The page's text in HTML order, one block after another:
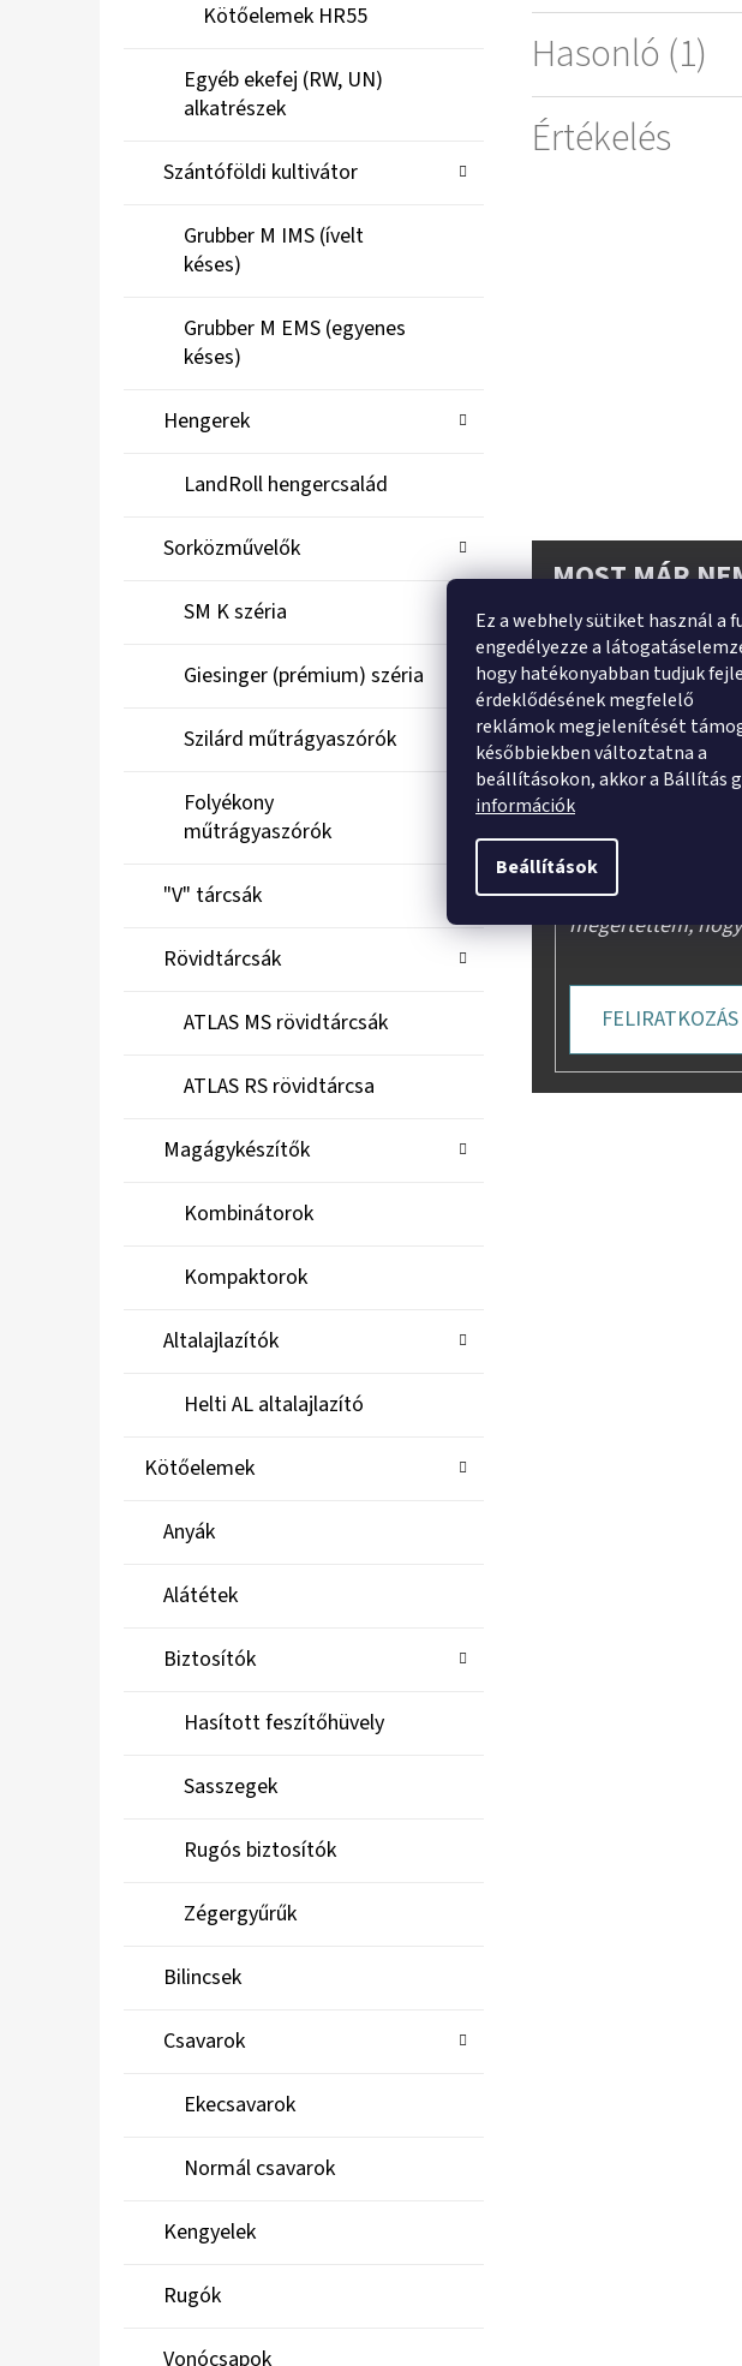
Ez a webhely sütiket használ a
engedélyezze a
hogy hatékonyabban tudjuk
érdeklődésének megfelelő
reklámok megjelenítését
későbbiekben változtatna a
beállításokon, akkor a Bállítás
információk
Beállítások
Kötőelemek HR55
Egyéb ekefej (RW, UN)
alkatrészek
Szántóföldi kultivátor
Grubber M IMS (ívelt
késes)
Grubber M EMS (egyenes
késes)
Hengerek
LandRoll hengercsalád
Sorközművelők
SM K széria
Giesinger (prémium) széria
Szilárd műtrágyaszórók
Folyékony
műtrágyaszórók
"V" tárcsák
Rövidtárcsák
ATLAS MS rövidtárcsák
ATLAS RS rövidtárcsa
Magágykészítők
Kombinátorok
Kompaktorok
Altalajlazítók
Helti AL altalajlazító
Kötőelemek
Anyák
Alátétek
Biztosítók
Hasított feszítőhüvely
Sasszegek
Rugós biztosítók
Zégergyűrűk
Bilincsek
Csavarok
Ekecsavarok
Normál csavarok
Kengyelek
Rugók
Vonócsapok
Hasonló (1)
Értékelés
MOST MÁR
Adja meg az e-mail
E-mail
Hozzájárulok,
útján hírleveleket,
megértettem,
FELIRATKOZÁS